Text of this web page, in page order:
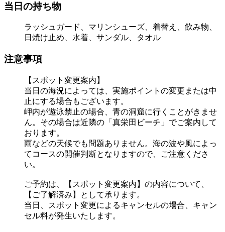
当日の持ち物
ラッシュガード、マリンシューズ、着替え、飲み物、
日焼け止め、水着、サンダル、タオル
注意事項
【スポット変更案内】
当日の海況によっては、実施ポイントの変更または中
止にする場合もございます。
岬内が遊泳禁止の場合、青の洞窟に行くことがきませ
ん。その場合は近隣の「真栄田ビーチ」でご案内して
おります。
雨などの天候でも問題ありません。海の波や風によっ
てコースの開催判断となりますので、ご注意くださ
い。
ご予約は、【スポット変更案内】の内容について、
【ご了解済み】として承ります。
当日、スポット変更によるキャンセルの場合、キャン
セル料が発生いたします。